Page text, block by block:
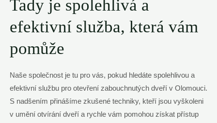
Tady je spolehlivá a
efektivní služba, která vám
pomůže
Naše společnost je tu pro vás, pokud hledáte spolehlivou a
efektivní službu pro otevření zabouchnutých dveří v Olomouci.
S nadšením přinášíme zkušené techniky, kteří jsou vyškoleni
v umění otvírání dveří a rychle vám pomohou získat přístup